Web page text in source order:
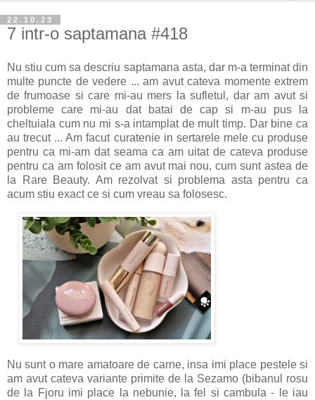
22.10.23
7 intr-o saptamana #418
Nu stiu cum sa descriu saptamana asta, dar m-a terminat din
multe puncte de vedere ... am avut cateva momente extrem
de frumoase si care mi-au mers la sufletul, dar am avut si
probleme care mi-au dat batai de cap si m-au pus la
cheltuiala cum nu mi s-a intamplat de mult timp. Dar bine ca
au trecut ... Am facut curatenie in sertarele mele cu produse
pentru ca mi-am dat seama ca am uitat de cateva produse
pentru ca am folosit ce am avut mai nou, cum sunt astea de
la Rare Beauty. Am rezolvat si problema asta pentru ca
acum stiu exact ce si cum vreau sa folosesc.
Nu sunt o mare amatoare de carne, insa imi place pestele si
am avut cateva variante primite de la Sezamo (bibanul rosu
de la Fjoru imi place la nebunie, la fel si cambula - le iau